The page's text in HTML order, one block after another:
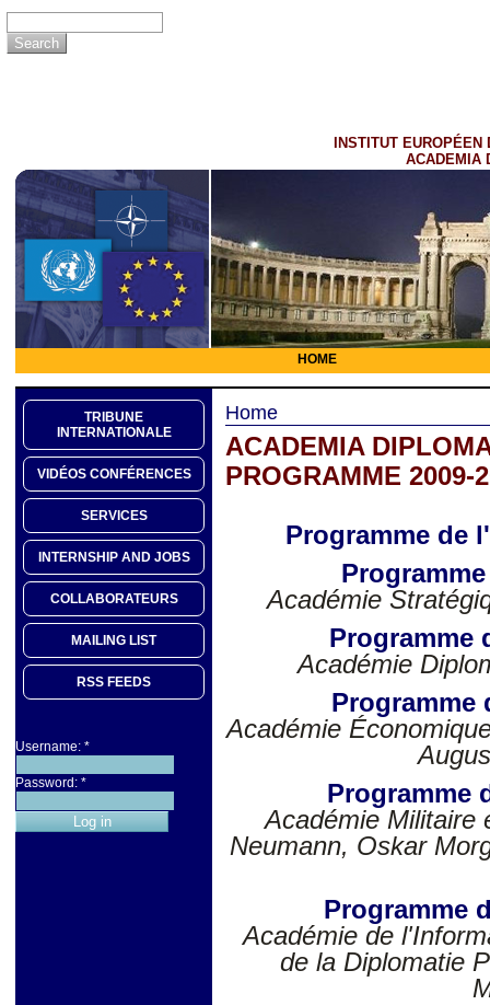
INSTITUT EUROPÉEN
ACADEMIA
HOME
TRIBUNE
INTERNATIONALE
VIDÉOS CONFÉRENCES
SERVICES
INTERNSHIP AND JOBS
COLLABORATEURS
MAILING LIST
RSS FEEDS
Username: *
Password: *
Home
ACADEMIA
PROGRAMME 2009-
Programme de
Académie
Programme
Académie
Programme
Académie
Programme
Académie Militaire
Neumann, Oskar
Programme
Académie de
de la Diplomatie